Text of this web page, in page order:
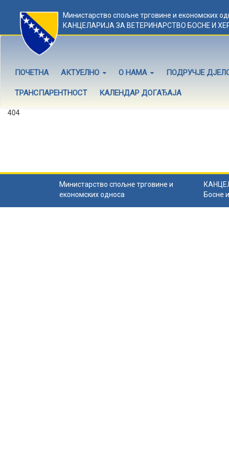
Министарство спољне трговине и економских
КАНЦЕЛАРИЈА ЗА ВЕТЕРИНАРСТВО БОСНЕ И
ПОЧЕТНА АКТУЕЛНО О НАМА ПОДРУЧЈЕ
ТРАНСПАРЕНТНОСТ КАЛЕНДАР ДОГАЂАЈА
404
Министарство спољне трговине и
економских односа
Босне